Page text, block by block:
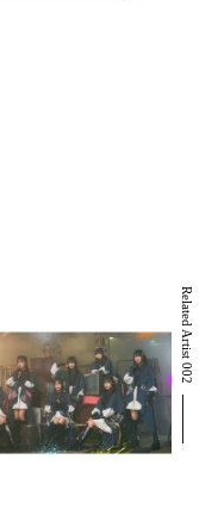
Related Artist 002